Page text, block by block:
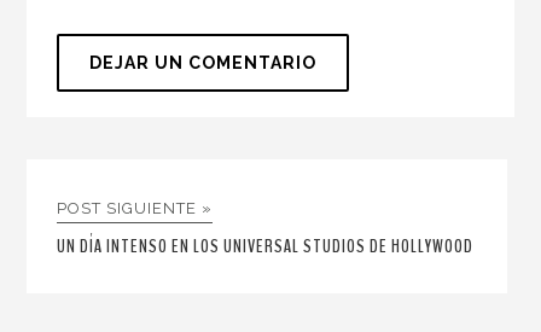
POST SIGUIENTE »
UN DÍA INTENSO EN LOS UNIVERSAL STUDIOS DE HOLLYWOOD